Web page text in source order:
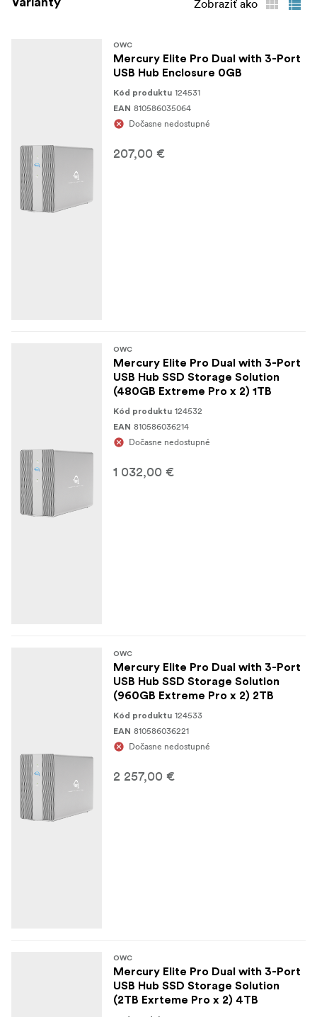
Zobraziť ako
OWC
Mercury Elite Pro Dual with 3-Port
USB Hub Enclosure 0GB
Kód produktu 124531
EAN 810586035064
Dočasne nedostupné
207,00 €
OWC
Mercury Elite Pro Dual with 3-Port
USB Hub SSD Storage Solution
(480GB Extreme Pro x 2) 1TB
Kód produktu 124532
EAN 810586036214
Dočasne nedostupné
1 032,00 €
OWC
Mercury Elite Pro Dual with 3-Port
USB Hub SSD Storage Solution
(960GB Extreme Pro x 2) 2TB
Kód produktu 124533
EAN 810586036221
Dočasne nedostupné
2 257,00 €
OWC
Mercury Elite Pro Dual with 3-Port
USB Hub SSD Storage Solution
(2TB Exrteme Pro x 2) 4TB